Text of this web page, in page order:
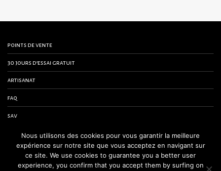
points de vente
30 jours d’essai gratuit
artisanat
faq
sav
contactez-nous
conditions générales de vente
mentions légales
Nous utilisons des cookies pour vous garantir la meilleure
expérience sur notre site que vous acceptez en navigant sur
ce site. We use cookies to guarantee you a better user
experience, you confirm that you accept them by surfing on